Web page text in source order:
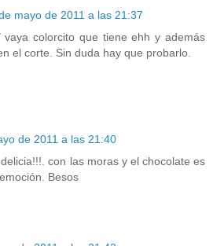
mayo de 2011 a las 21:37
vaya colorcito que tiene ehh y además
el corte. Sin duda hay que probarlo.
de 2011 a las 21:40
con las moras y el chocolate es
Besos